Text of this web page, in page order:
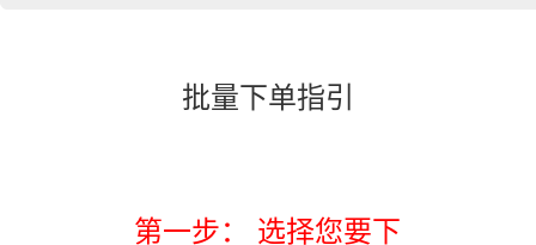
批量下单指引
第一步： 选择您要下